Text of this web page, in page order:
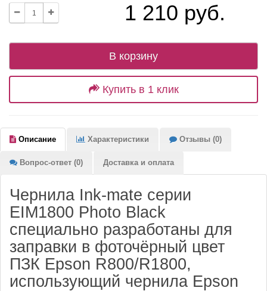
1 210 руб.
В корзину
Купить в 1 клик
Описание Характеристики Отзывы (0)
Вопрос-ответ (0) Доставка и оплата
Чернила Ink-mate серии
EIM1800 Photo Black
специально разработаны для
заправки в фоточёрный цвет
ПЗК Epson R800/R1800,
использующий чернила Epson